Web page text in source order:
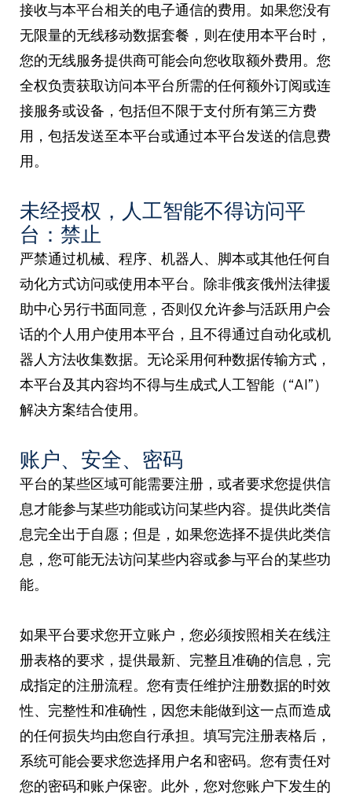
接收与本平台相关的电子通信的费用。如果您没有
无限量的无线移动数据套餐，则在使用本平台时，
您的无线服务提供商可能会向您收取额外费用。您
全权负责获取访问本平台所需的任何额外订阅或连
接服务或设备，包括但不限于支付所有第三方费
用，包括发送至本平台或通过本平台发送的信息费
用。
未经授权，人工智能不得访问平
台：禁止
严禁通过机械、程序、机器人、脚本或其他任何自
动化方式访问或使用本平台。除非俄亥俄州法律援
助中心另行书面同意，否则仅允许参与活跃用户会
话的个人用户使用本平台，且不得通过自动化或机
器人方法收集数据。无论采用何种数据传输方式，
本平台及其内容均不得与生成式人工智能（“AI”）
解决方案结合使用。
账户、安全、密码
平台的某些区域可能需要注册，或者要求您提供信
息才能参与某些功能或访问某些内容。提供此类信
息完全出于自愿；但是，如果您选择不提供此类信
息，您可能无法访问某些内容或参与平台的某些功
能。
如果平台要求您开立账户，您必须按照相关在线注
册表格的要求，提供最新、完整且准确的信息，完
成指定的注册流程。您有责任维护注册数据的时效
性、完整性和准确性，因您未能做到这一点而造成
的任何损失均由您自行承担。填写完注册表格后，
系统可能会要求您选择用户名和密码。您有责任对
您的密码和账户保密。此外，您对您账户下发生的